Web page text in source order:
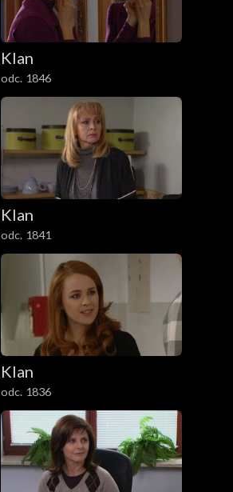
Klan
odc. 1846
Klan
odc. 1841
Klan
odc. 1836